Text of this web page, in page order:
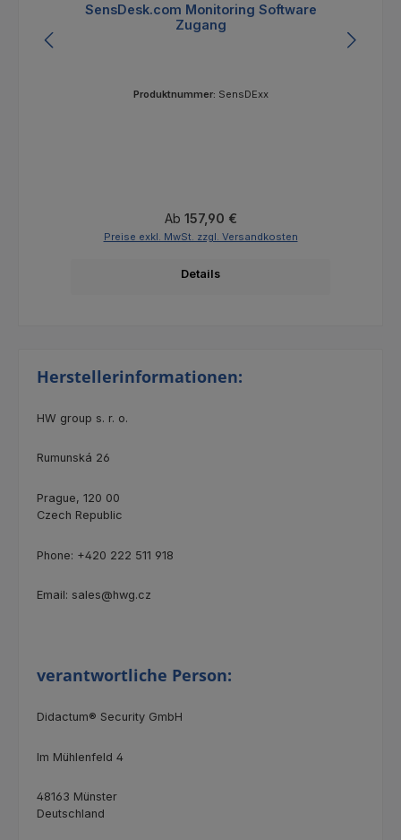
SensDesk.com Monitoring Software
Zugang
Produktnummer: SensDExx
Regulärer Preis:
Ab 157,90 €
Preise exkl. MwSt. zzgl. Versandkosten
Details
Herstellerinformationen:
HW group s. r. o.
Rumunská 26
Prague, 120 00
Czech Republic
Phone: +420 222 511 918
Email: sales@hwg.cz
verantwortliche Person:
Didactum® Security GmbH
Im Mühlenfeld 4
48163 Münster
Deutschland